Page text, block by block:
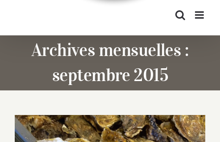
Archives mensuelles :
septembre 2015